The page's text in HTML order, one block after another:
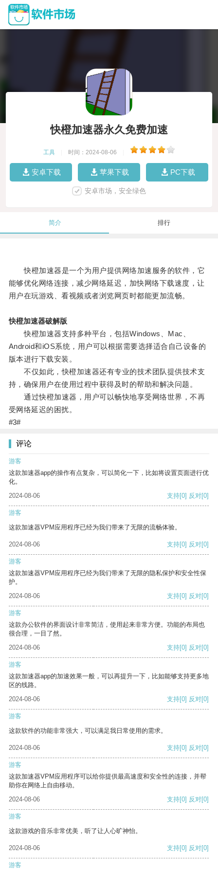
快橙加速器永久免费加速
工具 时间：2024-08-06
安卓下载 苹果下载 PC下载
安卓市场，安全绿色
简介 排行
快橙加速器是一个为用户提供网络加速服务的软件，它
能够优化网络连接，减少网络延迟，加快网络下载速度，让
用户在玩游戏、看视频或者浏览网页时都能更加流畅。
快橙加速器破解版
快橙加速器支持多种平台，包括Windows、Mac、
Android和iOS系统，用户可以根据需要选择适合自己设备的
版本进行下载安装。
不仅如此，快橙加速器还有专业的技术团队提供技术支
持，确保用户在使用过程中获得及时的帮助和解决问题。
通过快橙加速器，用户可以畅快地享受网络世界，不再
受网络延迟的困扰。
#3#
评论
游客
这款加速器app的操作有点复杂，可以简化一下，比如将设置页面进行优
化。
2024-08-06
支持[0] 反对[0]
游客
这款加速器VPM应用程序已经为我们带来了无限的流畅体验。
2024-08-06 支持[0] 反对[0]
游客
这款加速器VPM应用程序已经为我们带来了无限的隐私保护和安全性保
护。
2024-08-06
支持[0] 反对[0]
游客
这款办公软件的界面设计非常简洁，使用起来非常方便。功能的布局也
很合理，一目了然。
2024-08-06
支持[0] 反对[0]
游客
这款加速器app的加速效果一般，可以再提升一下，比如能够支持更多地
区的线路。
2024-08-06
支持[0] 反对[0]
游客
这款软件的功能非常强大，可以满足我日常使用的需求。
2024-08-06 支持[0] 反对[0]
游客
这款加速器VPM应用程序可以给你提供最高速度和安全性的连接，并帮
助你在网络上自由移动。
2024-08-06
支持[0] 反对[0]
游客
这款游戏的音乐非常优美，听了让人心旷神怡。
2024-08-06 支持[0] 反对[0]
游客